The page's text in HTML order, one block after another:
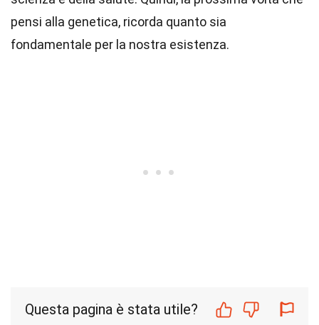
pensi alla genetica, ricorda quanto sia
fondamentale per la nostra esistenza.
Questa pagina è stata utile?